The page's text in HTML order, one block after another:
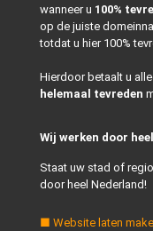
wanneer u 100%
op de juiste
totdat u hier 100%
Hierdoor betaalt u
helemaal tevreden
Wij werken door
Staat uw stad of
door heel Nederland!
■ Website laten